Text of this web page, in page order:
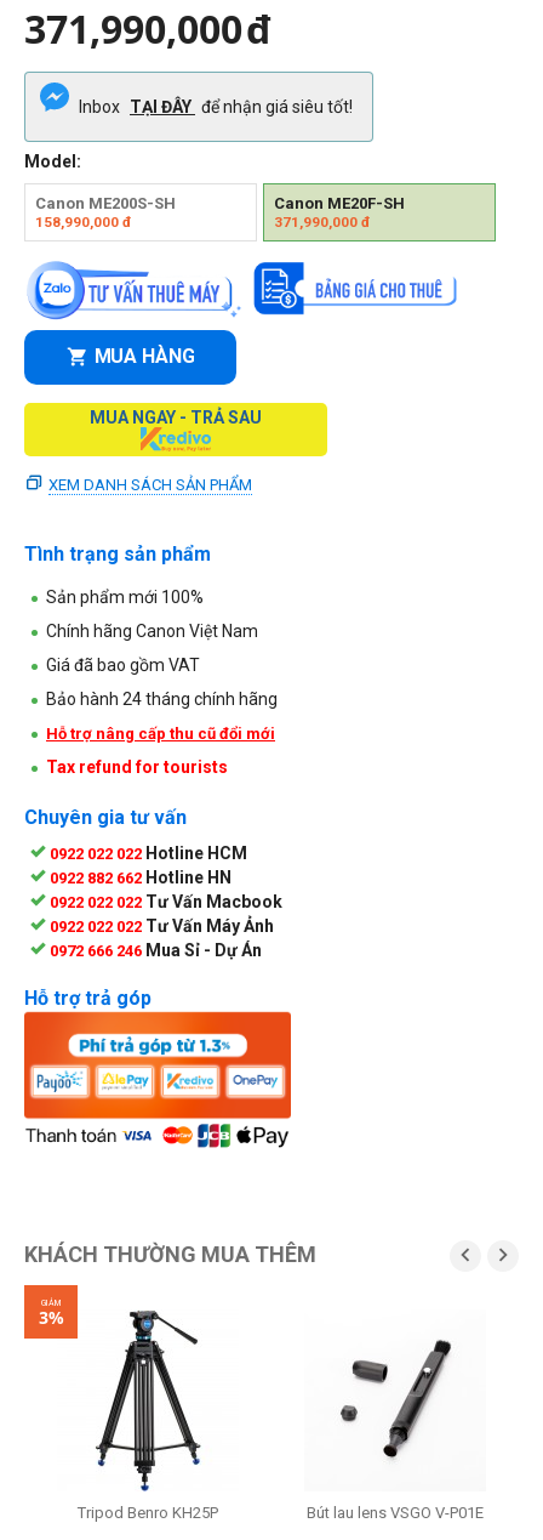
371,990,000đ
Inbox TẠI ĐÂY để nhận giá siêu tốt!
Model:
Canon ME200S-SH
158,990,000 đ
Canon ME20F-SH
371,990,000đ
MUA HÀNG
MUA NGAY - TRẢ SAU
XEM DANH SÁCH SẢN PHẨM
Tình trạng sản phẩm
Sản phẩm mới 100%
Chính hãng Canon Việt Nam
Giá đã bao gồm VAT
Bảo hành 24 tháng chính hãng
Hỗ trợ nâng cấp thu cũ đổi mới
Tax refund for tourists
Chuyên gia tư vấn
0922 022 022 Hotline HCM
0922 882 662 Hotline HN
0922 022 022 Tư Vấn Macbook
0922 022 022 Tư Vấn Máy Ảnh
0972 666 246 Mua Sỉ - Dự Án
Hỗ trợ trả góp
KHÁCH THƯỜNG MUA THÊM  
GIẢM
3%
Tripod Benro KH25P Bút lau lens VSGO V-P01E